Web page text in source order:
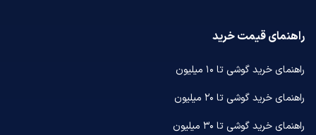
راهنمای قیمت خرید
راهنمای خرید گوشی تا ۱۰ میلیون
راهنمای خرید گوشی تا ۲۰ میلیون
راهنمای خرید گوشی تا ۳۰ میلیون